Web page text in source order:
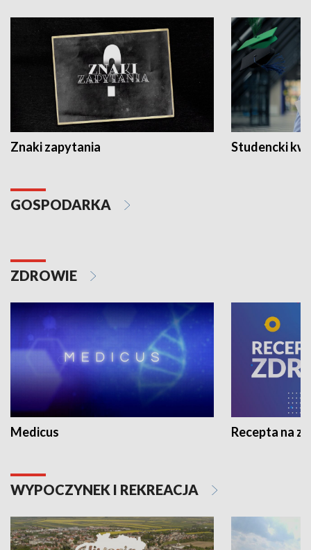
Znaki zapytania Studencki
GOSPODARKA
ZDROWIE
Medicus Recepta na
WYPOCZYNEK I REKREACJA